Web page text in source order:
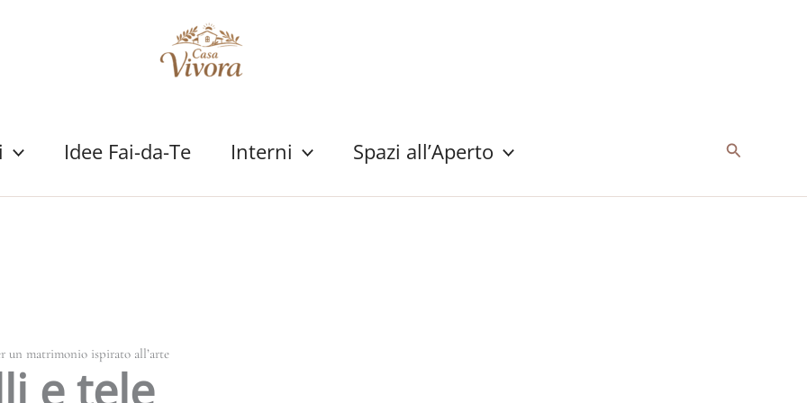
Idee Fai-da-Te Interni Spazi all’Aperto Cerca
matrimonio ispirato all’arte
e tele